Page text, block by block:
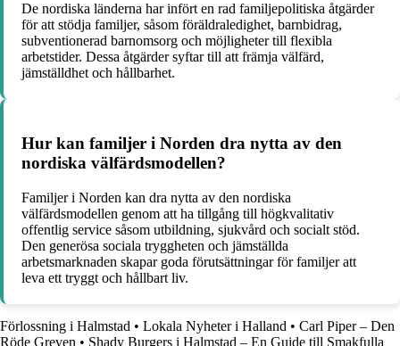
De nordiska länderna har infört en rad familjepolitiska åtgärder
för att stödja familjer, såsom föräldraledighet, barnbidrag,
subventionerad barnomsorg och möjligheter till flexibla
arbetstider. Dessa åtgärder syftar till att främja välfärd,
jämställdhet och hållbarhet.
Hur kan familjer i Norden dra nytta av den
nordiska välfärdsmodellen?
Familjer i Norden kan dra nytta av den nordiska
välfärdsmodellen genom att ha tillgång till högkvalitativ
offentlig service såsom utbildning, sjukvård och socialt stöd.
Den generösa sociala tryggheten och jämställda
arbetsmarknaden skapar goda förutsättningar för familjer att
leva ett tryggt och hållbart liv.
Förlossning i Halmstad • Lokala Nyheter i Halland • Carl Piper – Den
Röde Greven • Shady Burgers i Halmstad – En Guide till Smakfulla